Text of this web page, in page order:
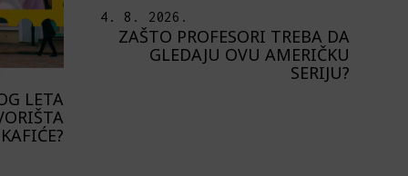
LETA
4. 8. 2026.
ZAŠTO PROFESORI TREBA DA
GLEDAJU OVU AMERIČKU
SERIJU?